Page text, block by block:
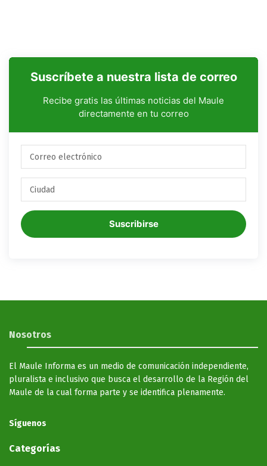
Suscríbete a nuestra lista de correo
Recibe gratis las últimas noticias del Maule
directamente en tu correo
Suscribirse
Nosotros
El Maule Informa es un medio de comunicación independiente,
pluralista e inclusivo que busca el desarrollo de la Región del
Maule de la cual forma parte y se identifica plenamente.
Síguenos
Categorías